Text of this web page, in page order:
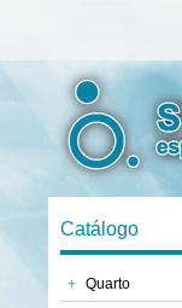
Catálogo
+ Quarto